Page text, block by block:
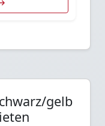
gelb